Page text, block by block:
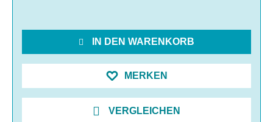
IN DEN WARENKORB
MERKEN
VERGLEICHEN